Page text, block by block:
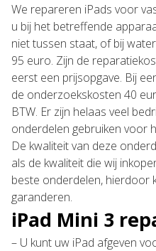
We repareren iPads voor
u bij het betreffende
niet tussen staat, of bij
95 euro. Zijn de
eerst een prijsopgave. Bij
de onderzoekskosten 40
BTW. Er zijn helaas veel
onderdelen gebruiken voor
De kwaliteit van deze
als de kwaliteit die wij
beste onderdelen, hierdoor
garanderen.
iPad Mini 3
– U kunt uw iPad afgeven